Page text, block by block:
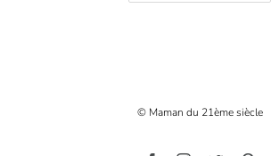
© Maman du 21ème siècle